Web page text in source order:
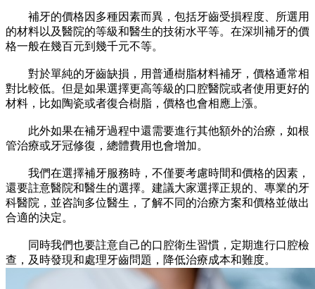
補牙的價格因多種因素而異，包括牙齒受損程度、所選用
的材料以及醫院的等級和醫生的技術水平等。在深圳補牙的價
格一般在幾百元到幾千元不等。
對於單純的牙齒缺損，用普通樹脂材料補牙，價格通常相
對比較低。但是如果選擇更高等級的口腔醫院或者使用更好的
材料，比如陶瓷或者復合樹脂，價格也會相應上漲。
此外如果在補牙過程中還需要進行其他額外的治療，如根
管治療或牙冠修復，總體費用也會增加。
我們在選擇補牙服務時，不僅要考慮時間和價格的因素，
還要註意醫院和醫生的選擇。建議大家選擇正規的、專業的牙
科醫院，並咨詢多位醫生，了解不同的治療方案和價格並做出
合適的決定。
同時我們也要註意自己的口腔衛生習慣，定期進行口腔檢
查，及時發現和處理牙齒問題，降低治療成本和難度。